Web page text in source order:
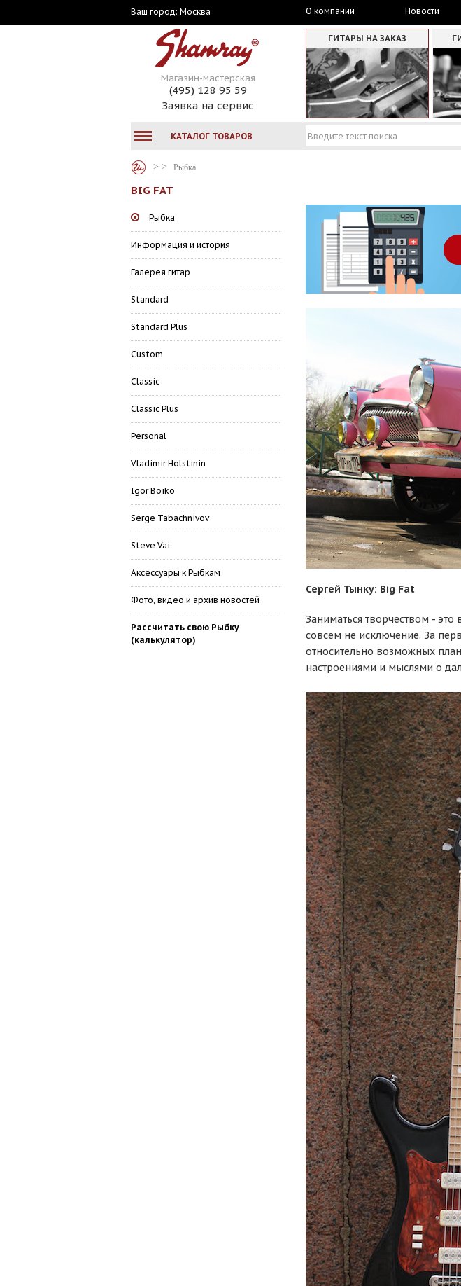
Ваш город: Москва О компании Новости
Магазин-мастерская
(495) 128 95 59
Заявка на сервис
ГИТАРЫ НА ЗАКАЗ
КАТАЛОГ ТОВАРОВ
Рыбка
BIG FAT
Рыбка
Информация и история
Галерея гитар
Standard
Standard Plus
Custom
Classic
Classic Plus
Personal
Vladimir Holstinin
Igor Boiko
Serge Tabachnivov
Steve Vai
Аксессуары к Рыбкам
Фото, видео и архив новостей
Рассчитать свою Рыбку
(калькулятор)
Сергей Тынку: Big Fat
Заниматься творчеством -
совсем не исключение. За
относительно возможных
настроениями и мыслями о